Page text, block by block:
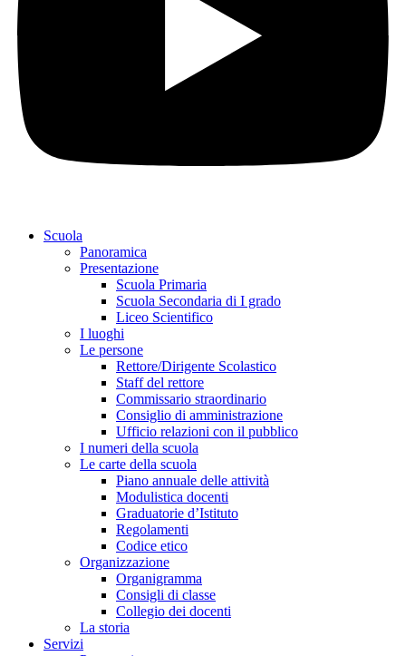
Scuola
Panoramica
Presentazione
Scuola Primaria
Scuola Secondaria di I grado
Liceo Scientifico
I luoghi
Le persone
Rettore/Dirigente Scolastico
Staff del rettore
Commissario straordinario
Consiglio di amministrazione
Ufficio relazioni con il pubblico
I numeri della scuola
Le carte della scuola
Piano annuale delle attività
Modulistica docenti
Graduatorie d’Istituto
Regolamenti
Codice etico
Organizzazione
Organigramma
Consigli di classe
Collegio dei docenti
La storia
Servizi